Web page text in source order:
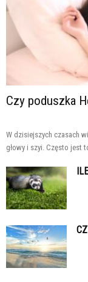
Czy poduszka
W dzisiejszych czasach
głowy i szyi. Często jest